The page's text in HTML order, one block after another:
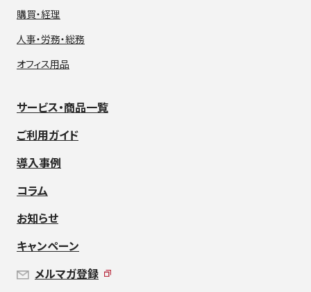
購買・経理
人事・労務・総務
オフィス用品
サービス・商品一覧
ご利用ガイド
導入事例
コラム
お知らせ
キャンペーン
メルマガ登録